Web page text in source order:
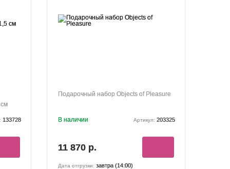
133728
Подарочный набор Objects of Pleasure
В наличии Артикул: 203325
11 870 р.
Дата отгрузки: завтра (14:00)